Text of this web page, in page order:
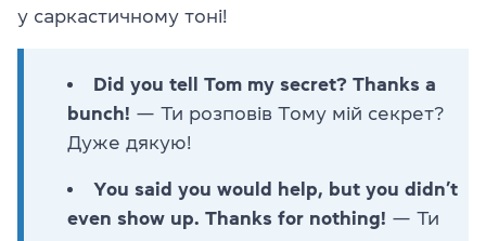
у саркастичному тоні!
Did you tell Tom my secret? Thanks a
bunch! — Ти розповів Тому мій секрет?
Дуже дякую!
You said you would help, but you didn’t
even show up. Thanks for nothing! — Ти